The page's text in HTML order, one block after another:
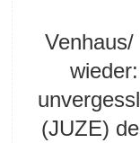
(JUZE)